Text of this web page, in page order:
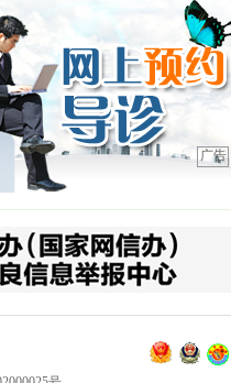
职务：浑南一分中心站长
职称：副主任医师
工作单位：沈阳急救中心
【详情】
王平
职务：泌尿外科
职称：主任医师
工作单位：中国医科大学附
属第四医院【详情】
职务：普通外科主任
广告